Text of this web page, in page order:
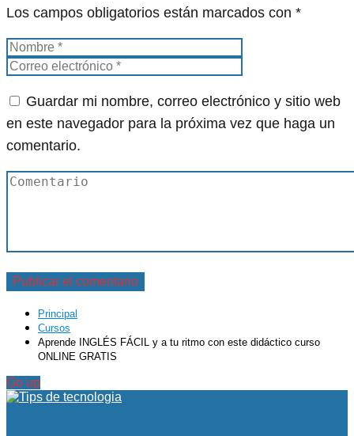
Los campos obligatorios están marcados con *
Guardar mi nombre, correo electrónico y sitio web
en este navegador para la próxima vez que haga un
comentario.
Principal
Cursos
Aprende INGLÉS FÁCIL y a tu ritmo con este didáctico curso
ONLINE GRATIS
Go up